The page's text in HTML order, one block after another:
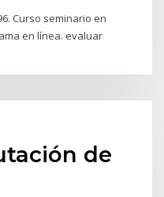
Curso seminario en
en línea. evaluar
de